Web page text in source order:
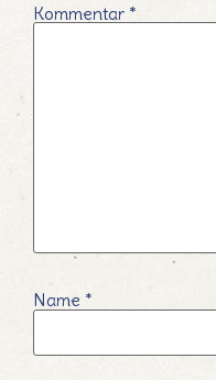
Kommentar *
Name *